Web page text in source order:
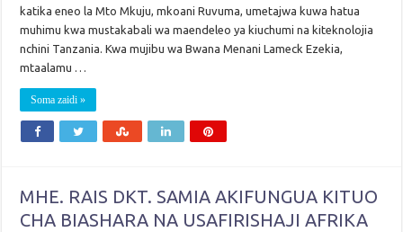
katika eneo la Mto Mkuju, mkoani Ruvuma, umetajwa kuwa hatua
muhimu kwa mustakabali wa maendeleo ya kiuchumi na kiteknolojia
nchini Tanzania. Kwa mujibu wa Bwana Menani Lameck Ezekia,
mtaalamu …
Soma zaidi »
MHE. RAIS DKT. SAMIA AKIFUNGUA KITUO
CHA BIASHARA NA USAFIRISHAJI AFRIKA